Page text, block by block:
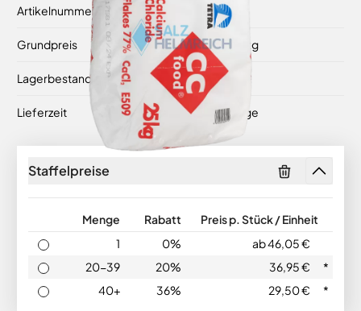
Artikelnummer 5001125
Grundpreis ab1,84 € / 1 kg
Lagerbestand Auf Lager
Lieferzeit 2-3 Werktage
Staffelpreise
Menge Rabatt
Preis p. Stück / Einheit
1
0%
ab 46,05 €
20-39
20% 36,95 €
*
40+
36% 29,50 € *